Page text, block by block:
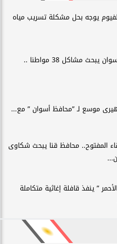
يوجه بحل مشكلة تسريب مياه
محافظ أسوان يبحث مشاكل 38 مواطنا ..
موسع لـ ”محافظ أسوان ” مع...
المفتوح.. محافظ قنا يبحث شكاوى
” ينفذ قافلة إغاثية متكاملة